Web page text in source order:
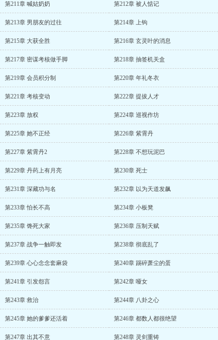
第211章 喊姑奶奶 第212章 被人惦记
第213章 男朋友的过往 第214章 上钩
第215章 大获全胜 第216章 玄灵叶的消息
第217章 密谋考核做手脚 第218章 抽签机关盒
第219章 会员积分制 第220章 年礼冬衣
第221章 考核变动 第222章 提拔人才
第223章 放权 第224章 巡视作坊
第225章 她不正经 第226章 紫霄丹
第227章 紫霄丹2 第228章 不想玩泥巴
第229章 丹药上有月亮 第230章 死士
第231章 深藏功与名 第232章 以为天道发飙
第233章 怕长不高 第234章 小板凳
第235章 馋死大家 第236章 压制天赋
第237章 战争一触即发 第238章 彻底乱了
第239章 心心念念套麻袋 第240章 踢碎萧尘的蛋
第241章 引发怨言 第242章 哑女
第243章 救治 第244章 八卦之心
第245章 她的爹爹还活着 第246章 都数人都很绝望
第247章 出其不意 第248章 灵剑重铸